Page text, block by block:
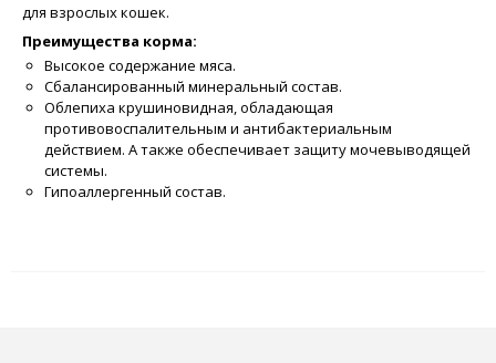
для взрослых кошек.
Преимущества корма:
Высокое содержание мяса.
Сбалансированный минеральный состав.
Облепиха крушиновидная, обладающая
противовоспалительным и антибактериальным
действием. А также обеспечивает защиту мочевыводящей
системы.
Гипоаллергенный состав.